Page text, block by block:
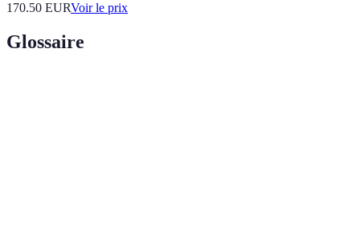
170.50 EURVoir le prix
Glossaire